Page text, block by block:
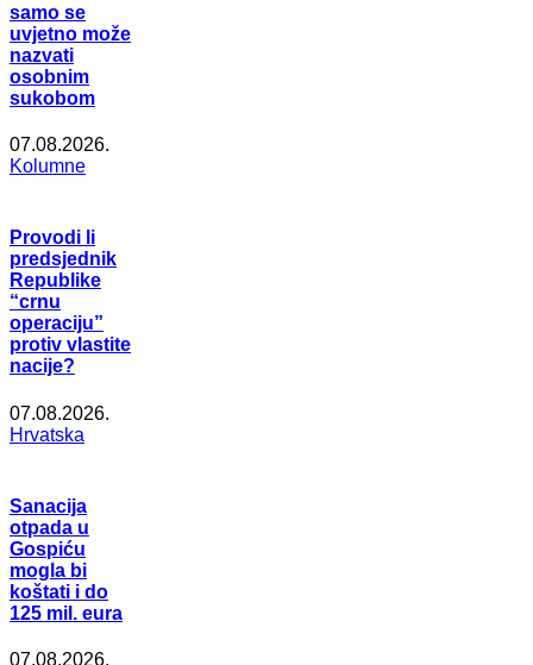
samo se
uvjetno može
nazvati
osobnim
sukobom
07.08.2026.
Kolumne
Provodi li
predsjednik
Republike
“crnu
operaciju”
protiv vlastite
nacije?
07.08.2026.
Hrvatska
Sanacija
otpada u
Gospiću
mogla bi
koštati i do
125 mil. eura
07.08.2026.